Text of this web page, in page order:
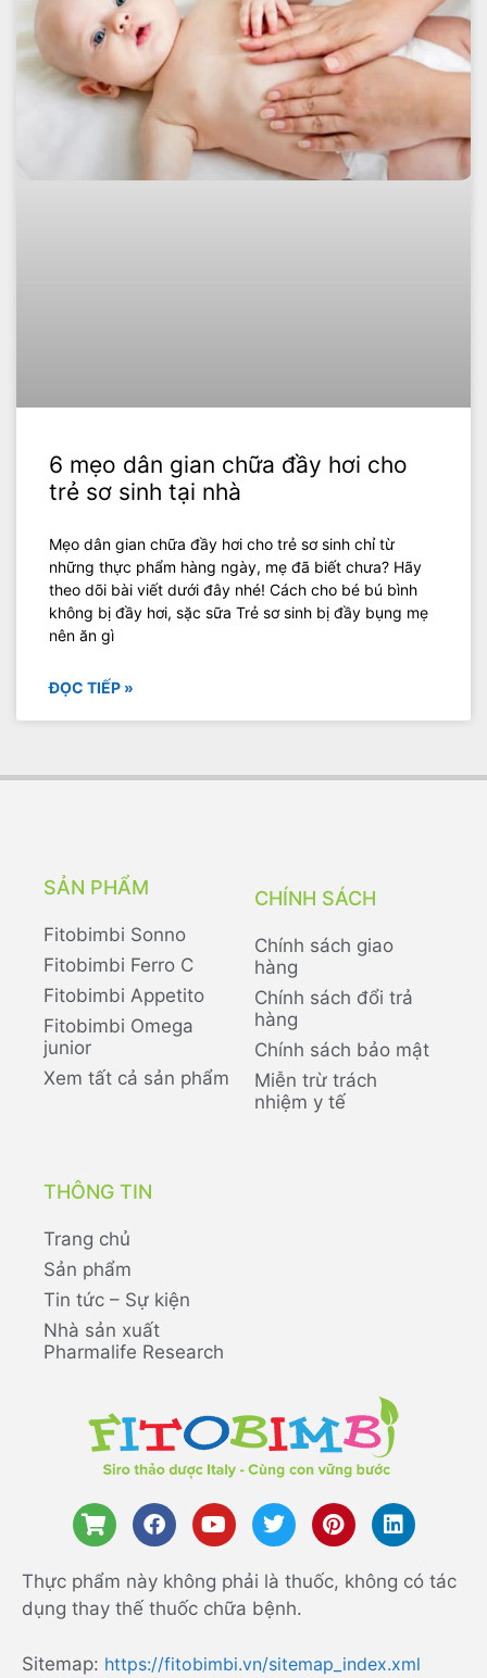
6 mẹo dân gian chữa đầy hơi cho
trẻ sơ sinh tại nhà
Mẹo dân gian chữa đầy hơi cho trẻ sơ sinh chỉ từ
những thực phẩm hàng ngày, mẹ đã biết chưa? Hãy
theo dõi bài viết dưới đây nhé! Cách cho bé bú bình
không bị đầy hơi, sặc sữa Trẻ sơ sinh bị đầy bụng mẹ
nên ăn gì
ĐỌC TIẾP »
SẢN PHẨM
Fitobimbi Sonno
Fitobimbi Ferro C
Fitobimbi Appetito
Fitobimbi Omega
junior
Xem tất cả sản phẩm
CHÍNH SÁCH
Chính sách giao
hàng
Chính sách đổi trả
hàng
Chính sách bảo mật
Miễn trừ trách
nhiệm y tế
THÔNG TIN
Trang chủ
Sản phẩm
Tin tức – Sự kiện
Nhà sản xuất
Pharmalife Research
Thực phẩm này không phải là thuốc, không có tác
dụng thay thế thuốc chữa bệnh.
Sitemap: https://fitobimbi.vn/sitemap_index.xml